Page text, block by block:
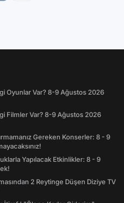
Oyunlar Var? 8-9 Ağustos 2026
Filmler Var? 8-9 Ağustos 2026
Gereken Konserler: 8 - 9
Yapılacak Etkinlikler: 8 - 9
2 Reytinge Düşen Diziye TV